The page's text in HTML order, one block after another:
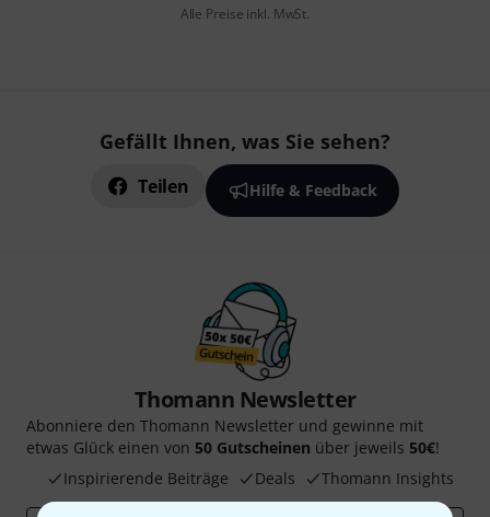
Alle Preise inkl. MwSt.
Gefällt Ihnen, was Sie sehen?
Teilen Hilfe & Feedback
Thomann Newsletter
Abonniere den Thomann Newsletter und gewinne mit
etwas Glück einen von 50 Gutscheinen über jeweils 50€!
Inspirierende Beiträge
Deals Thomann Insights